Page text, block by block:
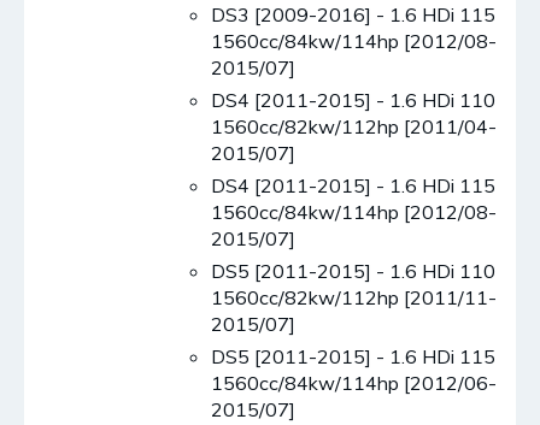
DS3 [2009-2016] - 1.6 HDi 115
1560cc/84kw/114hp [2012/08-
2015/07]
DS4 [2011-2015] - 1.6 HDi 110
1560cc/82kw/112hp [2011/04-
2015/07]
DS4 [2011-2015] - 1.6 HDi 115
1560cc/84kw/114hp [2012/08-
2015/07]
DS5 [2011-2015] - 1.6 HDi 110
1560cc/82kw/112hp [2011/11-
2015/07]
DS5 [2011-2015] - 1.6 HDi 115
1560cc/84kw/114hp [2012/06-
2015/07]